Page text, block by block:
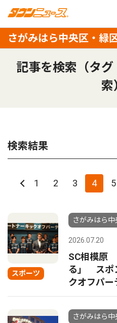
さがみはら中央区・緑
記事を検索（タ
索
検索結果
1 2 3 4 5
スポーツ
さがみはら
2026.07.20
SC相模原
る」 スポ
クオフパー
さがみはら